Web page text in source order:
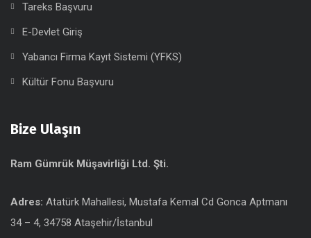
Tareks Başvuru
E-Devlet Giriş
Yabancı Firma Kayıt Sistemi (YFKS)
Kültür Fonu Başvuru
Bize Ulaşın
Ram Gümrük Müşavirliği Ltd. Şti.
Adres: Atatürk Mahallesi, Mustafa Kemal Cd Gonca Aptmanı
34 – 4, 34758 Ataşehir/İstanbul